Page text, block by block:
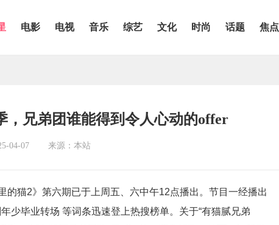
电影 电视 音乐 综艺 文化 时尚 话题 焦点
，兄弟团谁能得到令人心动的offer
04-07 来源：本站
的猫2》第六期已于上周五、六中午12点播出。节目一经播出
少毕业转场 等词条迅速登上热搜榜单。关于“有猫腻兄弟